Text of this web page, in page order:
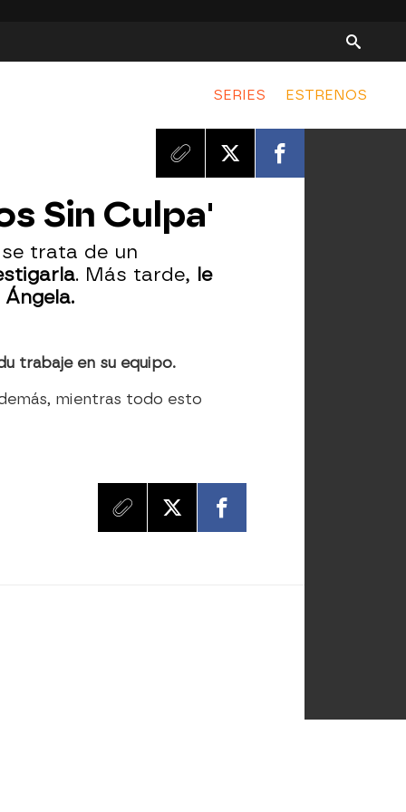
SERIES ESTRENOS
Sin Culpa'
trata de un
. Más tarde, le
trabaje en su equipo.
mientras todo esto